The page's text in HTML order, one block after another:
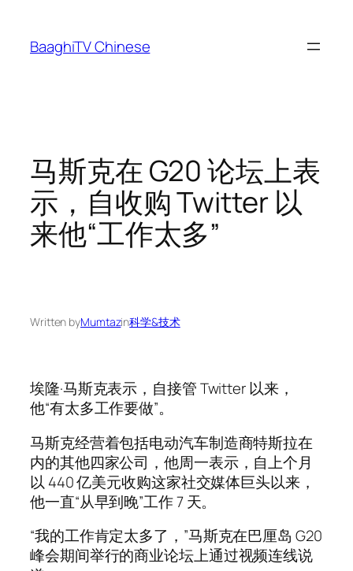
content
BaaghiTV Chinese
马斯克在 G20 论坛上表
示，自收购 Twitter 以
来他“工作太多”
Written byMumtazin科学&技术
埃隆·马斯克表示，自接管 Twitter 以来，
他“有太多工作要做”。
马斯克经营着包括电动汽车制造商特斯拉在
内的其他四家公司，他周一表示，自上个月
以 440 亿美元收购这家社交媒体巨头以来，
他一直“从早到晚”工作 7 天。
“我的工作肯定太多了，”马斯克在巴厘岛 G20
峰会期间举行的商业论坛上通过视频连线说